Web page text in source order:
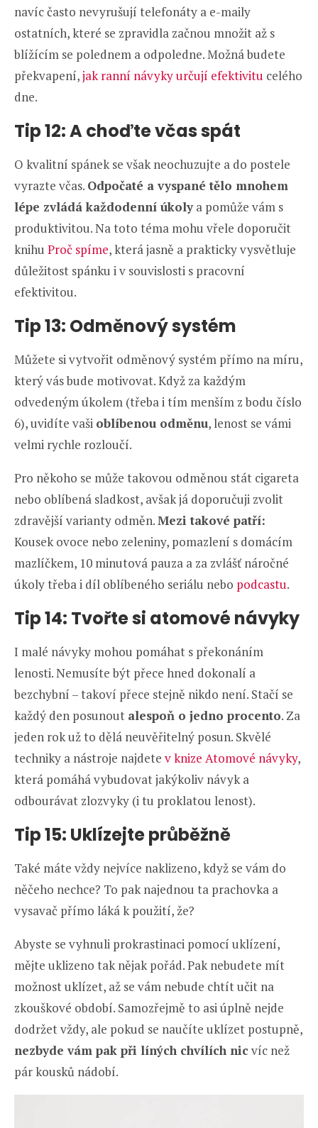
navíc často nevyrušují telefonáty a e-maily
ostatních, které se zpravidla začnou množit až s
blížícím se polednem a odpoledne. Možná budete
překvapení,jak ranní návyky určují efektivitu celého
dne.
Tip 12: A choďte včas spát
O kvalitní spánek se však neochuzujte a do postele
vyrazte včas. Odpočaté a vyspané tělo mnohem
lépe zvládá každodenní úkolya pomůže vám s
produktivitou. Na toto téma mohu vřele doporučit
knihu Proč spíme, která jasně a prakticky vysvětluje
důležitost spánku i v souvislosti s pracovní
efektivitou.
Tip 13: Odměnový systém
Můžete si vytvořit odměnový systém přímo na míru,
který vás bude motivovat. Když za každým
odvedeným úkolem (třeba i tím menším z bodu číslo
6), uvidíte vaši oblíbenou odměnu, lenost se vámi
velmi rychle rozloučí.
Pro někoho se může takovou odměnou stát cigareta
nebo oblíbená sladkost, avšak já doporučuji zvolit
zdravější varianty odměn.Mezi takové patří:
Kousek ovoce nebo zeleniny, pomazlení s domácím
mazlíčkem, 10 minutová pauza a za zvlášť náročné
úkoly třeba i díl oblíbeného seriálu nebo podcastu.
Tip 14: Tvořte si atomové návyky
I malé návyky mohou pomáhat s překonáním
lenosti. Nemusíte být přece hned dokonalí a
bezchybní – takoví přece stejně nikdo není. Stačí se
každý den posunout alespoň o jedno procento. Za
jeden rok už to dělá neuvěřitelný posun. Skvělé
techniky a nástroje najdete v knize Atomové návyky,
která pomáhá vybudovat jakýkoliv návyk a
odbourávat zlozvyky (i tu proklatou lenost).
Tip 15: Uklízejte průběžně
Také máte vždy nejvíce naklizeno, když se vám do
něčeho nechce? To pak najednou ta prachovka a
vysavač přímo láká k použití, že?
Abyste se vyhnuli prokrastinaci pomocí uklízení,
mějte uklizeno tak nějak pořád. Pak nebudete mít
možnost uklízet, až se vám nebude chtít učit na
zkouškové období. Samozřejmě to asi úplně nejde
dodržet vždy, ale pokud se naučíte uklízet postupně,
nezbyde vám pak při líných chvílích nic víc než
pár kousků nádobí.